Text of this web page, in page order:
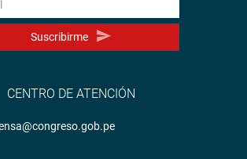
Suscribirme
CENTRO DE ATENCIÓN